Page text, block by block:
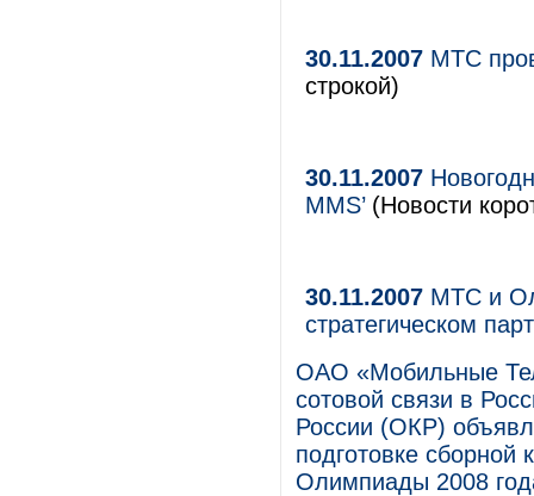
30.11.2007 МТС
строкой)
30.11.2007
MMS’(Новости
30.11.2007 МТС и
стратегическом
ОАО «Мобильные
сотовой связи в
России (ОКР)
подготовке сборной
Олимпиады 2008